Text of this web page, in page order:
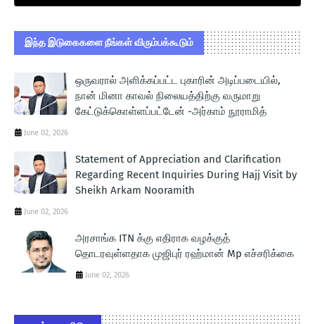
இந்த இடுகைகளை நீங்கள் விரும்பக்கூடும்
ஒருவரால் அளிக்கப்பட்ட புகாரின் அடிப்படையில்,
நான் மினா காவல் நிலையத்திற்கு வருமாறு
கேட்டுக்கொள்ளப்பட்டேன் -அர்காம் நூராமித்
June 02, 2026
Statement of Appreciation and Clarification
Regarding Recent Inquiries During Hajj Visit by
Sheikh Arkam Nooramith
June 02, 2026
அரசாங்க ITN க்கு எதிராக வழக்குத்
தொடரவுள்ளதாக முஜிபுர் ரஹ்மான் Mp எச்சரிக்கை
June 02, 2026